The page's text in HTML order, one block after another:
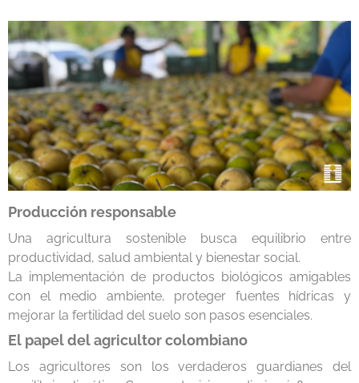
Producción responsable
Una agricultura sostenible busca equilibrio entre
productividad, salud ambiental y bienestar social.
La implementación de productos biológicos amigables
con el medio ambiente, proteger fuentes hídricas y
mejorar la fertilidad del suelo son pasos esenciales.
El papel del agricultor colombiano
Los agricultores son los verdaderos guardianes del